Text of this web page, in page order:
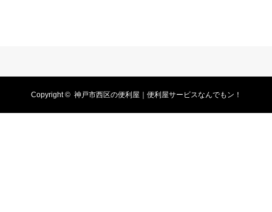
Copyright © 神戸市西区の便利屋｜便利屋サービスなんでもン！